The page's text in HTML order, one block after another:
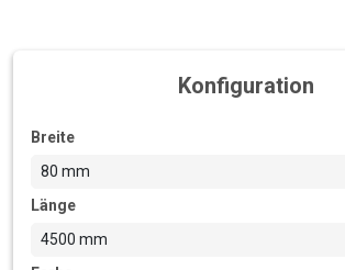
Konfiguration
Breite
80 mm
Länge
4500 mm